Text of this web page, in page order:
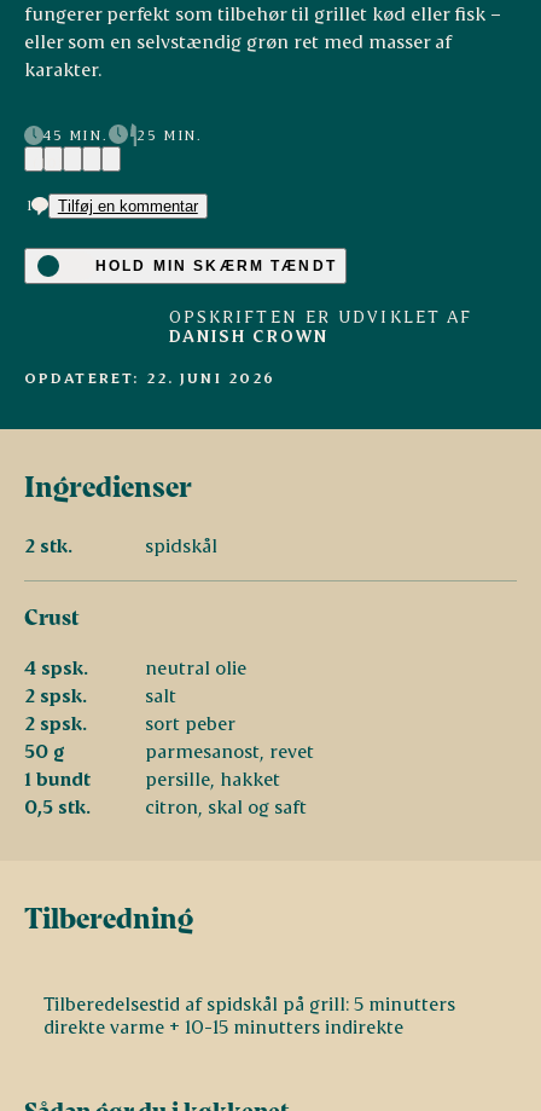
fungerer perfekt som tilbehør til grillet kød eller fisk –
eller som en selvstændig grøn ret med masser af
karakter.
45 MIN.
25 MIN.
(10)
1 Tilføj en kommentar
HOLD MIN SKÆRM TÆNDT
OPSKRIFTEN ER UDVIKLET AF
DANISH CROWN
OPDATERET: 22. JUNI 2026
Ingredienser
2 stk. spidskål
Crust
4 spsk.
neutral olie
2 spsk.
salt
2 spsk.
sort peber
50 g
parmesanost, revet
1 bundt
persille, hakket
0,5 stk.
citron, skal og saft
Tilberedning
Tilberedelsestid af spidskål på grill: 5 minutters
direkte varme + 10-15 minutters indirekte